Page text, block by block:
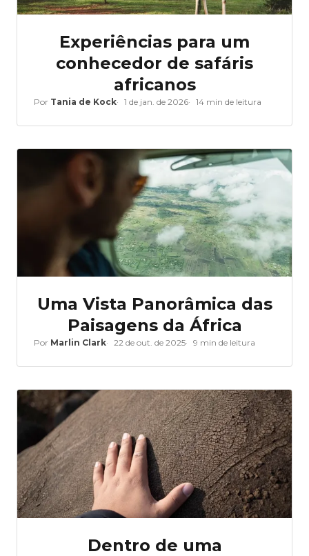
Experiências para um
conhecedor de safáris
africanos
Por Tania de Kock 1 de jan. de 2026 14 min de leitura
Uma Vista Panorâmica das
Paisagens da África
Por Marlin Clark 22 de out. de 2025 9 min de leitura
Dentro de uma